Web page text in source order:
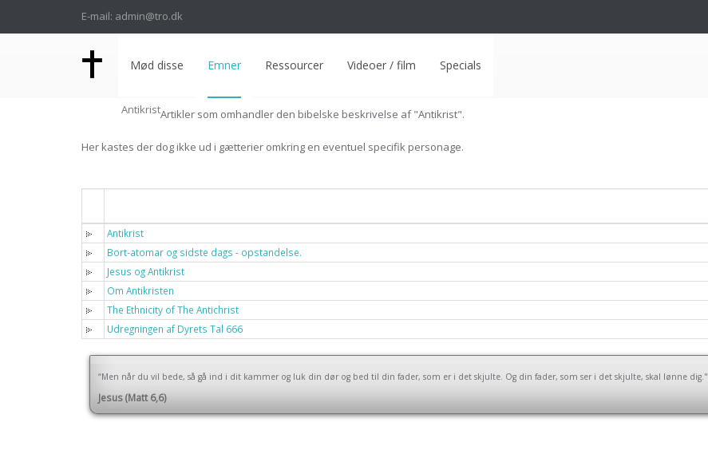
E-mail: admin@tro.dk
Mød disse Emner Ressourcer Videoer / film Specials
AntikristArtikler som omhandler den bibelske beskrivelse af "Antikrist".
Her kastes der dog ikke ud i gætterier omkring en eventuel specifik personage.
Antikrist
Bort-atomar og sidste dags - opstandelse.
Jesus og Antikrist
Om Antikristen
The Ethnicity of The Antichrist
Udregningen af Dyrets Tal 666
“Men når du vil bede, så gå ind i dit kammer og luk din dør og bed til din fader, som er i det skjulte. Og din fader, som ser i det skjulte, skal lønne dig."
Jesus (Matt 6,6)